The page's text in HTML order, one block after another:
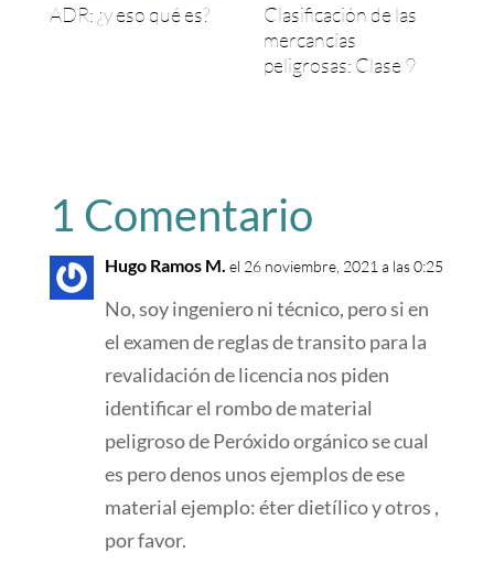
ADR: ¿y eso qué es?
Clasificación de las
mercancías
peligrosas: Clase 9
1 Comentario
Hugo Ramos M. el 26 noviembre, 2021 a las 0:25
No, soy ingeniero ni técnico, pero si en
el examen de reglas de transito para la
revalidación de licencia nos piden
identificar el rombo de material
peligroso de Peróxido orgánico se cual
es pero denos unos ejemplos de ese
material ejemplo: éter dietílico y otros ,
por favor.